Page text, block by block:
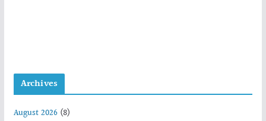
Archives
August 2026(8)